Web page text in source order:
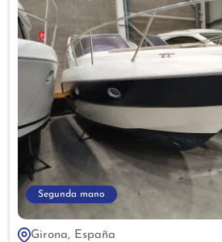
Segunda mano
Girona, España